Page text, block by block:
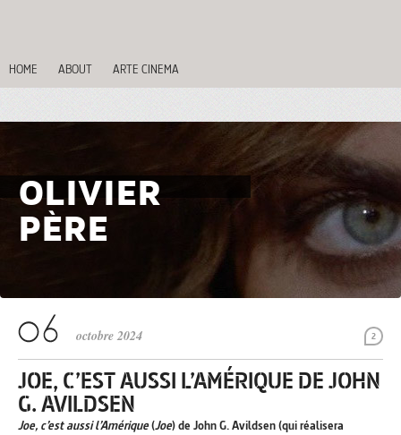
HOME ABOUT ARTE CINEMA
OLIVIER
PÈRE
2
octobre 2024
JOE, C’EST AUSSI L’AMÉRIQUE DE JOHN
G. AVILDSEN
Joe, c’est aussi l’Amérique(Joe) de John G. Avildsen (qui réalisera